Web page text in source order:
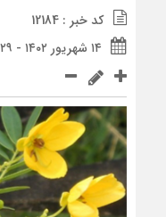
کد خبر : 12184
۱۴ شهریور ۱۴۰۲ - ۱۵:۲۹